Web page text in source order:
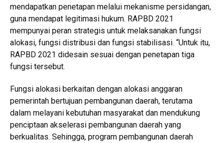
mendapatkan penetapan melalui mekanisme persidangan,
guna mendapat legitimasi hukum. RAPBD 2021
mempunyai peran strategis untuk melaksanakan fungsi
alokasi, fungsi distribusi dan fungsi stabilisasi. “Untuk itu,
RAPBD 2021 didesain sesuai dengan penetapan tiga
fungsi tersebut.
Fungsi alokasi berkaitan dengan alokasi anggaran
pemerintah bertujuan pembangunan daerah, terutama
dalam melayani kebutuhan masyarakat dan mendukung
penciptaan akselerasi pembangunan daerah yang
berkualitas. Sehingga, program pembangunan daerah